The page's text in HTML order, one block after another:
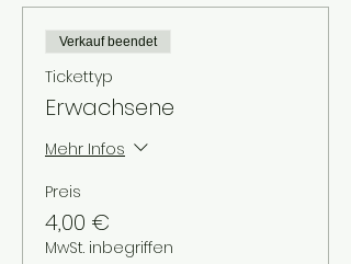
Verkauf beendet
Tickettyp
Erwachsene
Mehr Infos
Preis
4,00 €
MwSt. inbegriffen